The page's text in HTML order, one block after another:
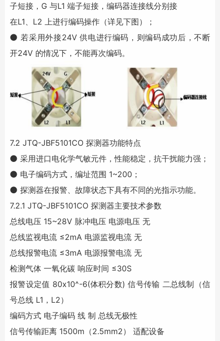
子短接，G 与L1 端子短接，编码器连接线分别接
在L1、L2 上进行编码操作（详见下图）；
⚫ 若采用外接24V 供电进行编码，则编码成功后，不断
开24V 的情况下，不能再次编码。
7.2 JTQ-JBF5101CO 探测器功能特点
⚫ 采用进口电化学气敏元件，性能稳定，抗干扰能力强；
⚫ 电子编码方式，编址范围 1~200；
⚫ 探测器在报警、故障状态下具有不同的光指示功能。
7.2.1 JTQ-JBF5101CO 探测器主要技术参数
总线电压 15~28V 脉冲电压 电源电压 无
总线监视电流 ≤2mA 电源监视电流 无
总线报警电流 ≤3mA 电源报警电流 无
检测气体 一氧化碳 响应时间 ≤30S
报警设定值 80x10^-6(体积分数) 信号传输 二总线制（信
号总线 L1，L2）
编码方式 电子编码 线 制 总线无极性
信号传输距离 1500m（2.5mm2） 适配设备